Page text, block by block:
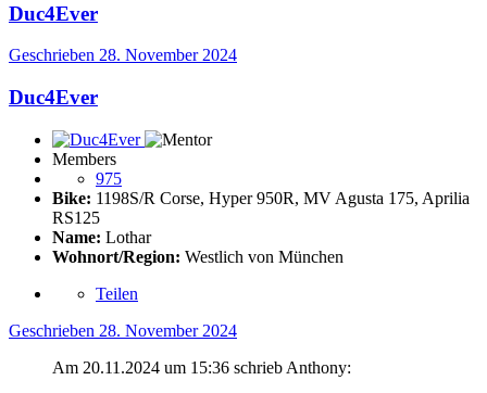
Duc4Ever
Geschrieben 28. November 2024
Duc4Ever
Members
975
Bike: 1198S/R Corse, Hyper 950R, MV Agusta 175, Aprilia
RS125
Name: Lothar
Wohnort/Region: Westlich von München
Teilen
Geschrieben 28. November 2024
Am 20.11.2024 um 15:36 schrieb Anthony: